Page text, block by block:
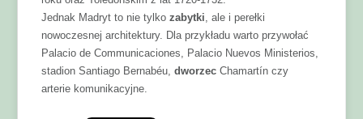
Jednak Madryt to nie tylkozabytki , ale i perełki
nowoczesnej architektury. Dla przykładu warto przywołać
Palacio de Communicaciones, Palacio Nuevos Ministerios,
stadion Santiago Bernabéu,dworzec Chamartín czy
arterie komunikacyjne.